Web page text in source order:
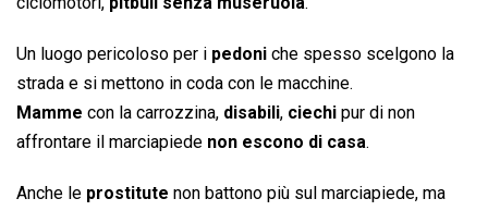
Un luogo pericoloso per i pedoni che spesso scelgono la
strada e si mettono in coda con le macchine.
Mamme con la carrozzina, disabili, ciechi pur di non
affrontare il marciapiede non escono di casa.
Anche le prostitute non battono più sul marciapiede, ma